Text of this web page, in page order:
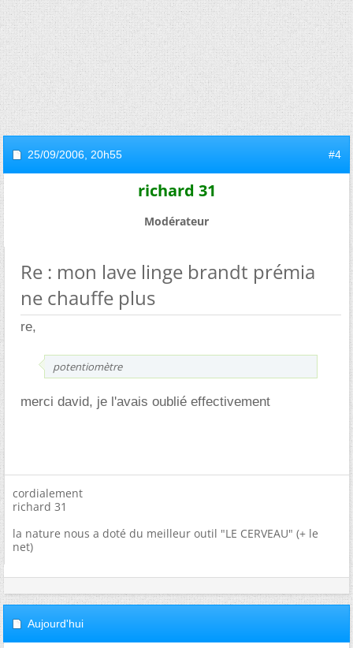
25/09/2006, 20h55 #4
richard 31
Modérateur
Re : mon lave linge brandt prémia
ne chauffe plus
re,
potentiomètre
merci david, je l'avais oublié effectivement
cordialement
richard 31
la nature nous a doté du meilleur outil "LE CERVEAU" (+ le
net)
Aujourd'hui